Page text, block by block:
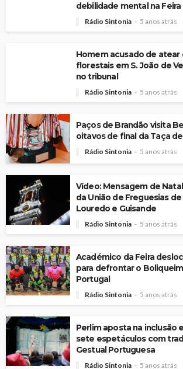
debilidade mental na Feira
Rádio Sintonia 5 anos atrás
Homem acusado de atear
florestais em S. João de
no tribunal
Rádio Sintonia 5 anos atrás
Paços de Brandão visita
oitavos de final da Taça
Rádio Sintonia 5 anos atrás
Vídeo: Mensagem de
da União de Freguesias de
Louredo e Guisande
Rádio Sintonia 5 anos atrás
Académico da Feira
para defrontar o
Portugal
Rádio Sintonia 5 anos atrás
Perlim aposta na inclusão
sete espetáculos com
Gestual Portuguesa
Rádio Sintonia 5 anos atrás